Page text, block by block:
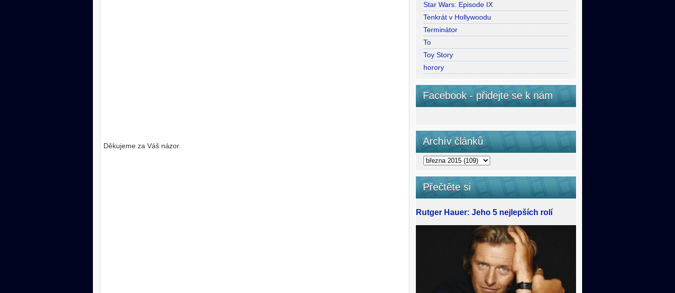
Děkujeme za Váš názor.
Star Wars: Episode IX
Tenkrát v Hollywoodu
Terminátor
To
Toy Story
horory
Facebook - přidejte se k nám
Archív článků
Přečtěte si
Rutger Hauer: Jeho 5 nejlepších rolí